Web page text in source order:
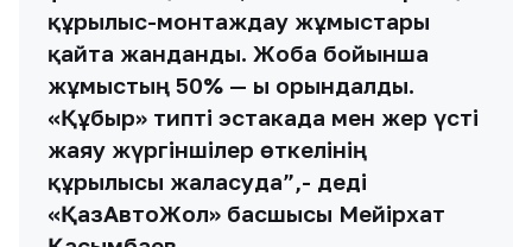
құрылыс-монтаждау жұмыстары
қайта жанданды. Жоба бойынша
жұмыстың 50% — ы орындалды.
«Құбыр» типті эстакада мен жер үсті
жаяу жүргіншілер өткелінің
құрылысы жалғасуда”,- деді
«ҚазАвтоЖол» басшысы Мейірхат